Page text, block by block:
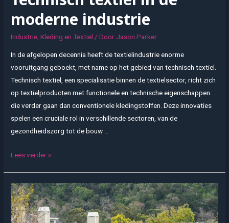
moderne industrie
Industrie ,Kleding en Textiel / Door Jason Parker
In de afgelopen decennia heeft de textielindustrie enorme
vooruitgang geboekt, met name op het gebied van technisch textiel.
Technisch textiel, een specialisatie binnen de textielsector, richt zich
op textielproducten met functionele en technische eigenschappen
die verder gaan dan conventionele kledingstoffen. Deze innovaties
spelen een cruciale rol in verschillende sectoren, van de
gezondheidszorg tot de bouw …
Technisch
de
moderne
industrie
Lees verder »